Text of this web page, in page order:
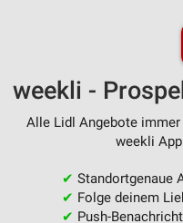
weekli -
Alle Lidl Angebote
weekli
✔ Standortgenaue
✔ Folge deinem
✔ Push-
Verwendung von Profilen
Erstellung von Profilen
Verwendung von Profilen
Messung der